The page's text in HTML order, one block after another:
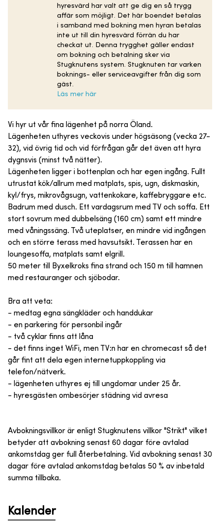
hyresvärd har valt att ge dig en så trygg
affär som möjligt. Det här boendet betalas
i samband med bokning men hyran betalas
inte ut till din hyresvärd förrän du har
checkat ut. Denna trygghet gäller endast
om bokning och betalning sker via
Stugknutens system. Stugknuten tar varken
boknings- eller serviceavgifter från dig som
gäst.
Läs mer här
Vi hyr ut vår fina lägenhet på norra Öland.
Lägenheten uthyres veckovis under högsäsong (vecka 27-
32), vid övrig tid och vid förfrågan går det även att hyra
dygnsvis (minst två nätter).
Lägenheten ligger i bottenplan och har egen ingång. Fullt
utrustat kök/allrum med matplats, spis, ugn, diskmaskin,
kyl/frys, mikrovågsugn, vattenkokare, kaffebryggare etc.
Badrum med dusch. Ett vardagsrum med TV och soffa. Ett
stort sovrum med dubbelsäng (160 cm) samt ett mindre
med våningssäng. Två uteplatser, en mindre vid ingången
och en större terass med havsutsikt. Terassen har en
loungesoffa, matplats samt elgrill.
50 meter till Byxelkroks fina strand och 150 m till hamnen
med restauranger och sjöbodar.
Bra att veta:
- medtag egna sängkläder och handdukar
- en parkering för personbil ingår
- två cyklar finns att låna
- det finns inget WiFi, men TV:n har en chromecast så det
går fint att dela egen internetuppkoppling via
telefon/nätverk.
- lägenheten uthyres ej till ungdomar under 25 år.
- hyresgästen ombesörjer städning vid avresa
Avbokningsvillkor är enligt Stugknutens villkor "Strikt" vilket
betyder att avbokning senast 60 dagar före avtalad
ankomstdag ger full återbetalning. Vid avbokning senast 30
dagar före avtalad ankomstdag betalas 50 % av inbetald
summa tillbaka.
Kalender